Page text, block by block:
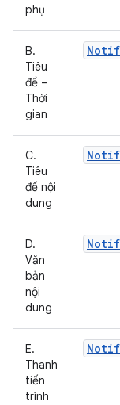
phụ
B.
Tiêu
đề –
Thời
gian
C.
Tiêu
đề nội
dung
D.
Văn
bản
nội
dung
E.
Thanh
tiến
trình